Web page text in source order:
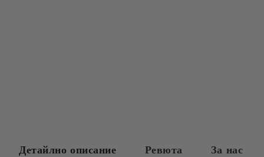
Детайлно описание Ревюта За нас